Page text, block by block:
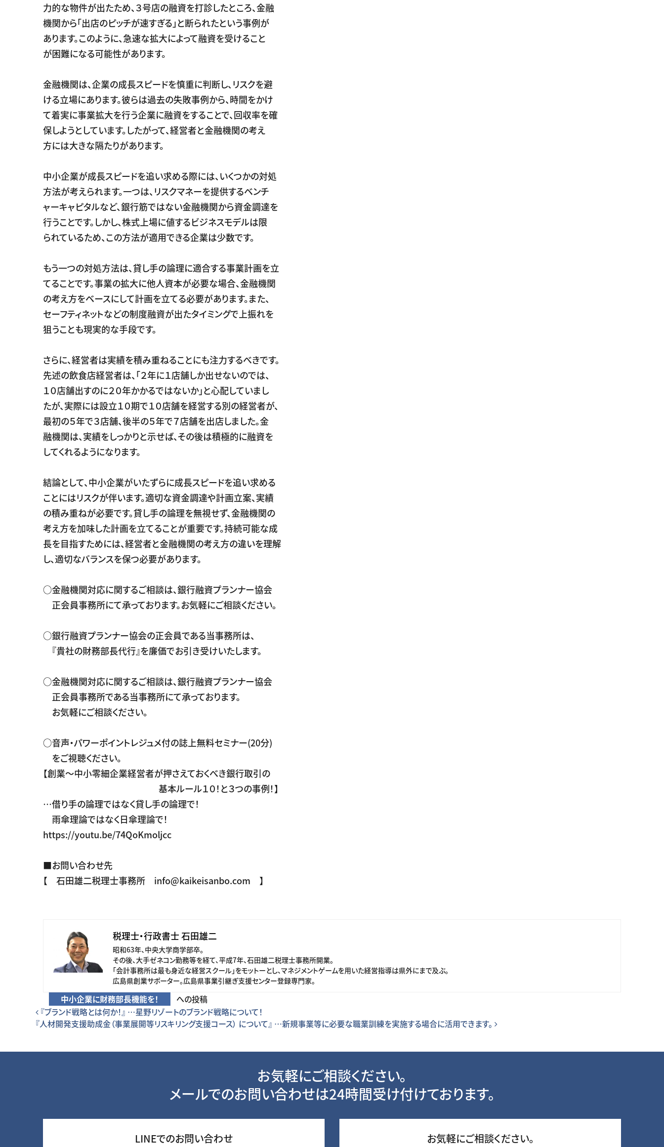
力的な物件が出たため、３号店の融資を打診したところ、金融
機関から「出店のピッチが速すぎる」と断られたという事例が
あります。このように、急速な拡大によって融資を受けること
が困難になる可能性があります。
金融機関は、企業の成長スピードを慎重に判断し、リスクを避
ける立場にあります。彼らは過去の失敗事例から、時間をかけ
て着実に事業拡大を行う企業に融資をすることで、回収率を確
保しようとしています。したがって、経営者と金融機関の考え
方には大きな隔たりがあります。
中小企業が成長スピードを追い求める際には、いくつかの対処
方法が考えられます。一つは、リスクマネーを提供するベンチ
ャーキャピタルなど、銀行筋ではない金融機関から資金調達を
行うことです。しかし、株式上場に値するビジネスモデルは限
られているため、この方法が適用できる企業は少数です。
もう一つの対処方法は、貸し手の論理に適合する事業計画を立
てることです。事業の拡大に他人資本が必要な場合、金融機関
の考え方をベースにして計画を立てる必要があります。また、
セーフティネットなどの制度融資が出たタイミングで上振れを
狙うことも現実的な手段です。
さらに、経営者は実績を積み重ねることにも注力するべきです。
先述の飲食店経営者は、「２年に１店舗しか出せないのでは、
１０店舗出すのに２０年かかるではないか」と心配していまし
たが、実際には設立１０期で１０店舗を経営する別の経営者が、
最初の５年で３店舗、後半の５年で７店舗を出店しました。金
融機関は、実績をしっかりと示せば、その後は積極的に融資を
してくれるようになります。
結論として、中小企業がいたずらに成長スピードを追い求める
ことにはリスクが伴います。適切な資金調達や計画立案、実績
の積み重ねが必要です。貸し手の論理を無視せず、金融機関の
考え方を加味した計画を立てることが重要です。持続可能な成
長を目指すためには、経営者と金融機関の考え方の違いを理解
し、適切なバランスを保つ必要があります。
○金融機関対応に関するご相談は、銀行融資プランナー協会
正会員事務所にて承っております。お気軽にご相談ください。
○銀行融資プランナー協会の正会員である当事務所は、
『貴社の財務部長代行』を廉価でお引き受けいたします。
○金融機関対応に関するご相談は、銀行融資プランナー協会
正会員事務所である当事務所にて承っております。
お気軽にご相談ください。
○音声・パワーポイントレジュメ付の誌上無料セミナー(20分)
をご視聴ください。
【創業～中小零細企業経営者が押さえておくべき銀行取引の
基本ルール１０！と３つの事例！】
…借り手の論理ではなく貸し手の論理で！
雨傘理論ではなく日傘理論で！
https://youtu.be/74QoKmoljcc
■お問い合わせ先
【 石田雄二税理士事務所 info@kaikeisanbo.com 】
税理士・行政書士 石田雄二
昭和63年、中央大学商学部卒。
その後、大手ゼネコン勤務等を経て、平成7年、石田雄二税理士事務所開業。
「会計事務所は最も身近な経営スクール」をモットーとし、マネジメントゲームを用いた経営指導は県外にまで及ぶ。
広島県創業サポーター。広島県事業引継ぎ支援センター登録専門家。
中小企業に財務部長機能を！ への投稿
投稿ナビゲーション
『ブランド戦略とは何か！』 …星野リゾートのブランド戦略について！
『人材開発支援助成金（事業展開等リスキリング支援コース） について』 …新規事業等に必要な職業訓練を実施する場合に活用できます。
お気軽にご相談ください。
メールでのお問い合わせは24時間受け付けております。
LINEでのお問い合わせ
お気軽にご相談ください。